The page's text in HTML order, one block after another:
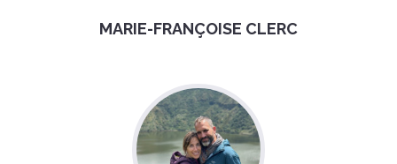
MARIE-FRANÇOISE CLERC